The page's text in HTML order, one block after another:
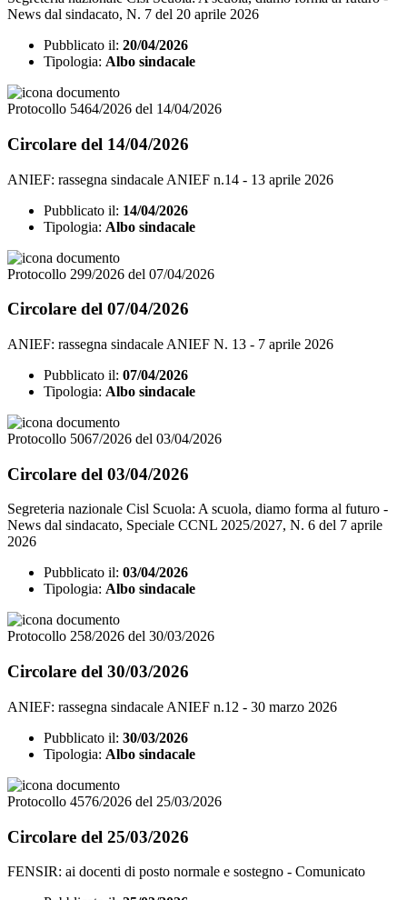
News dal sindacato, N. 7 del 20 aprile 2026
Pubblicato il: 20/04/2026
Tipologia: Albo sindacale
Protocollo 5464/2026 del 14/04/2026
Circolare del 14/04/2026
ANIEF: rassegna sindacale ANIEF n.14 - 13 aprile 2026
Pubblicato il: 14/04/2026
Tipologia: Albo sindacale
Protocollo 299/2026 del 07/04/2026
Circolare del 07/04/2026
ANIEF: rassegna sindacale ANIEF N. 13 - 7 aprile 2026
Pubblicato il: 07/04/2026
Tipologia: Albo sindacale
Protocollo 5067/2026 del 03/04/2026
Circolare del 03/04/2026
Segreteria nazionale Cisl Scuola: A scuola, diamo forma al futuro -
News dal sindacato, Speciale CCNL 2025/2027, N. 6 del 7 aprile
2026
Pubblicato il: 03/04/2026
Tipologia: Albo sindacale
Protocollo 258/2026 del 30/03/2026
Circolare del 30/03/2026
ANIEF: rassegna sindacale ANIEF n.12 - 30 marzo 2026
Pubblicato il: 30/03/2026
Tipologia: Albo sindacale
Protocollo 4576/2026 del 25/03/2026
Circolare del 25/03/2026
FENSIR: ai docenti di posto normale e sostegno - Comunicato